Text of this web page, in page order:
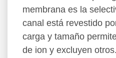
membrana es la
canal está revestido
carga y tamaño
de ion y excluyen